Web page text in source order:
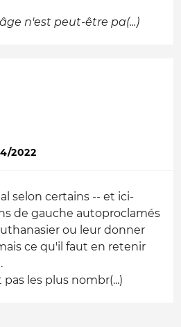
n'est peut-être pa(...)
2022
selon certains -- et ici-
de gauche autoproclamés
ou leur donner
ce qu'il faut en retenir
les plus nombr(...)